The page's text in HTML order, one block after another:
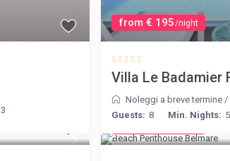
3
from € 195/night
Villa Le Badamier
Noleggi a breve termine/
Guests: 8 Min. Nights: 5